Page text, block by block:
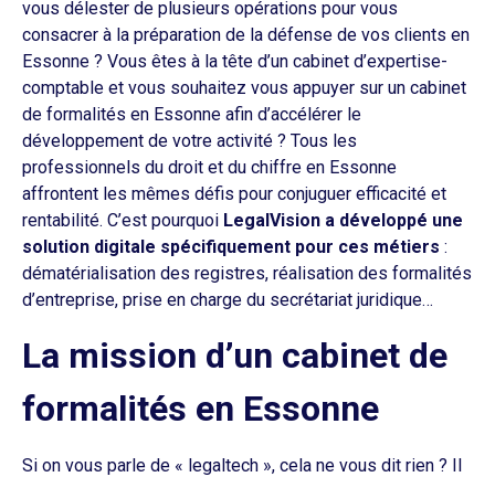
vous délester de plusieurs opérations pour vous
consacrer à la préparation de la défense de vos clients en
Essonne ? Vous êtes à la tête d’un cabinet d’expertise-
comptable et vous souhaitez vous appuyer sur un cabinet
de formalités en Essonne afin d’accélérer le
développement de votre activité ? Tous les
professionnels du droit et du chiffre en Essonne
affrontent les mêmes défis pour conjuguer efficacité et
rentabilité. C’est pourquoi LegalVision a développé une
solution digitale spécifiquement pour ces métiers :
dématérialisation des registres, réalisation des formalités
d’entreprise, prise en charge du secrétariat juridique…
La mission d’un cabinet de
formalités en Essonne
Si on vous parle de « legaltech », cela ne vous dit rien ? Il